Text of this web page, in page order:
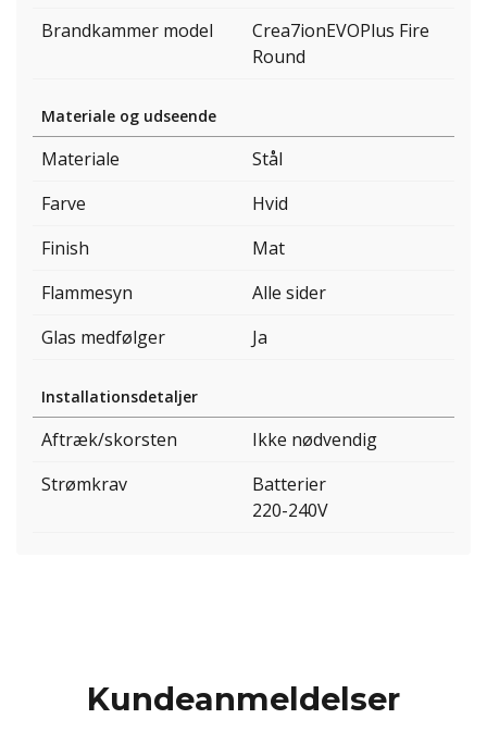
Brandkammer model
Crea7ionEVOPlus Fire
Round
Materiale og udseende
Materiale
Stål
Farve
Hvid
Finish
Mat
Flammesyn
Alle sider
Glas medfølger
Ja
Installationsdetaljer
Aftræk/skorsten
Ikke nødvendig
Strømkrav
Batterier
220-240V
Kundeanmeldelser